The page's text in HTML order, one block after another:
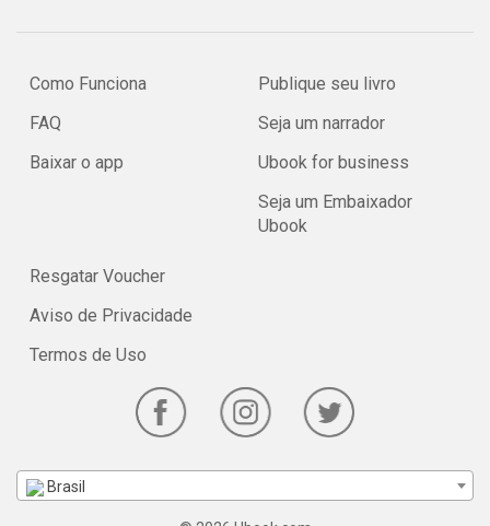
Como Funciona
FAQ
Baixar o app
Publique seu livro
Seja um narrador
Ubook for business
Seja um Embaixador
Ubook
Resgatar Voucher
Aviso de Privacidade
Termos de Uso
Brasil